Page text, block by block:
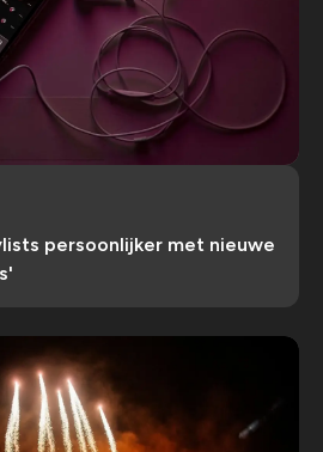
persoonlijker met nieuwe